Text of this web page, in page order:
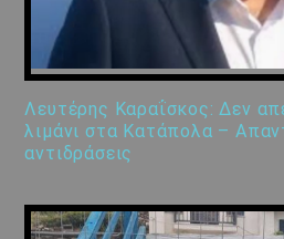
Λευτέρης Καραΐσκος: Δεν
λιμάνι στα Κατάπολα –
αντιδράσεις